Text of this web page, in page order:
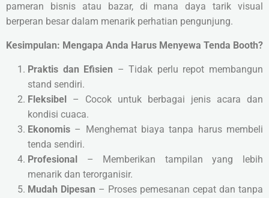
pameran bisnis atau bazar, di mana daya tarik visual
berperan besar dalam menarik perhatian pengunjung.
Kesimpulan: Mengapa Anda Harus Menyewa Tenda Booth?
Praktis dan Efisien – Tidak perlu repot membangun
stand sendiri.
Fleksibel – Cocok untuk berbagai jenis acara dan
kondisi cuaca.
Ekonomis – Menghemat biaya tanpa harus membeli
tenda sendiri.
Profesional – Memberikan tampilan yang lebih
menarik dan terorganisir.
Mudah Dipesan – Proses pemesanan cepat dan tanpa